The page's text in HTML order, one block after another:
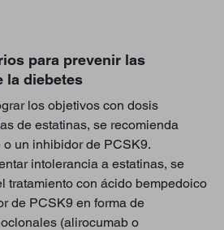
para prevenir las
la diebetes
los objetivos con dosis
de estatinas, se recomienda
un inhibidor de PCSK9.
intolerancia a estatinas, se
tratamiento con ácido bempedoico
de PCSK9 en forma de
(alirocumab o